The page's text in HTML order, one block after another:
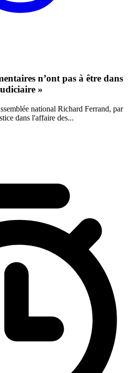
n’ont pas à être dans
»
national Richard Ferrand, par
dans l'affaire des...